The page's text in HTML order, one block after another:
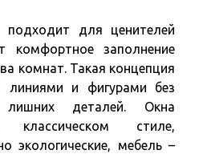
подходит для ценителей
комфортное заполнение
комнат. Такая концепция
линиями и фигурами без
деталей. Окна
классическом стиле,
экологические, мебель –